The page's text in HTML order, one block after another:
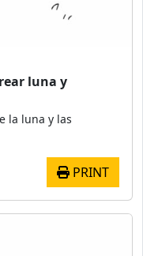
luna y
la luna y las
PRINT